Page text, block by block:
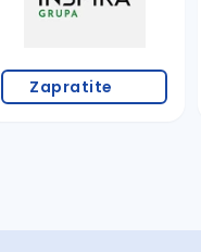
odabrani grad
Zapratite